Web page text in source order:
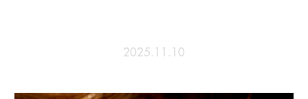
2025.11.10